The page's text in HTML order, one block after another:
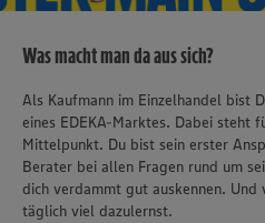
Was macht man da aus sich?
Als Kaufmann im Einzelhandel bist
eines EDEKA-Marktes. Dabei steht
Mittelpunkt. Du bist sein erster
Berater bei allen Fragen rund um
dich verdammt gut auskennen.
täglich viel dazulernst.